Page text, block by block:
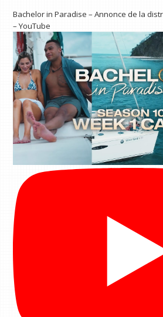
Bachelor in Paradise – Annonce de la
– YouTube